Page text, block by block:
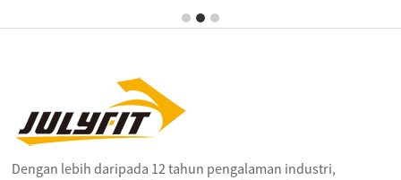
Dengan lebih daripada 12 tahun pengalaman industri,